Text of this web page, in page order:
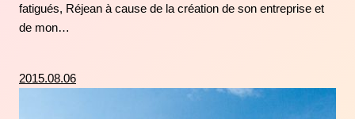
fatigués, Réjean à cause de la création de son entreprise et
de mon…
2015.08.06